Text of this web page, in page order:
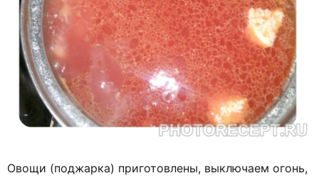
Овощи (поджарка) приготовлены, выключаем огонь,